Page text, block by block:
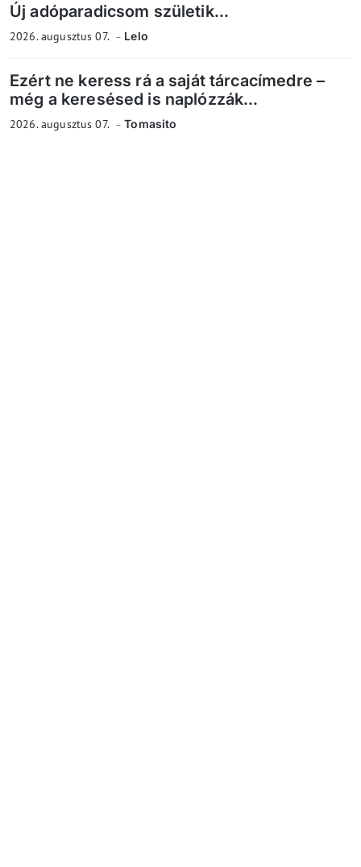
Új adóparadicsom születik...
2026. augusztus 07. Lelo
Ezért ne keress rá a saját tárcacímedre –
még a keresésed is naplózzák...
2026. augusztus 07. Tomasito